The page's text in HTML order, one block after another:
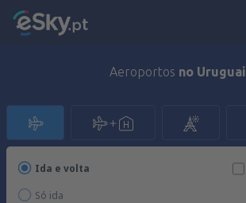
Aeroportos no Uruguai
Ida e volta
Só ida